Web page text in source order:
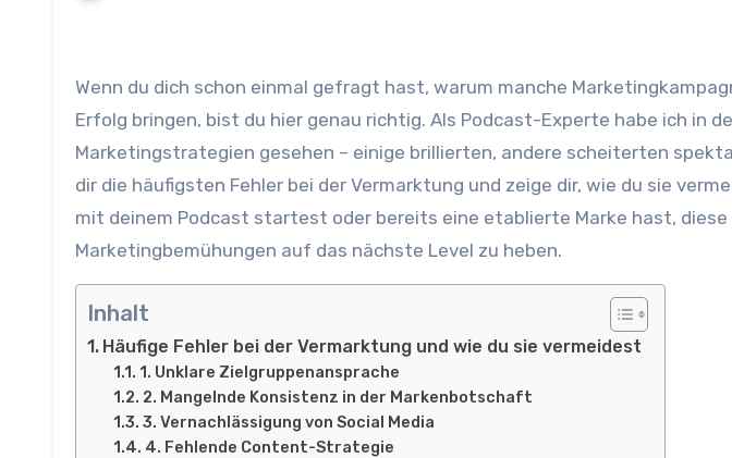
Wenn du dich schon einmal gefragt hast, warum manche Marketingkampagnen einfach nicht den gewünschten
Erfolg bringen, bist du hier genau richtig. Als Podcast-Experte habe ich in
Marketingstrategien gesehen – einige brillierten, andere scheiterten
dir die häufigsten Fehler bei der Vermarktung und zeige dir, wie du sie
mit deinem Podcast startest oder bereits eine etablierte Marke hast, diese
Marketingbemühungen auf das nächste Level zu heben.
Inhalt
Häufige Fehler bei der Vermarktung und wie du sie vermeidest
1. Unklare Zielgruppenansprache
2. Mangelnde Konsistenz in der Markenbotschaft
3. Vernachlässigung von Social Media
4. Fehlende Content-Strategie